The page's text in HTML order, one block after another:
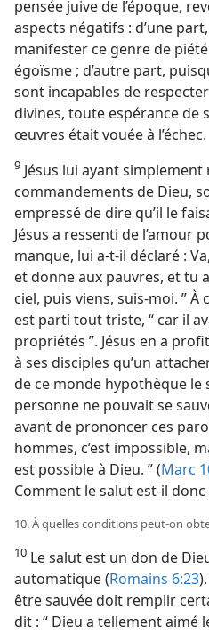
pensée juive de l’époque,
aspects négatifs : d’une
manifester ce genre de
égoïsme ; d’autre part,
sont incapables de
divines, toute espérance de
œuvres était vouée à l’échec.
9 Jésus lui ayant simplement
commandements de Dieu,
empressé de dire qu’il le
Jésus a ressenti de l’amour
manque, lui a-​t-​il déclaré :
et donne aux pauvres, et tu
ciel, puis viens, suis-​moi. ”
est parti tout triste, “ car il
propriétés ”. Jésus en a
à ses disciples qu’un
de ce monde hypothèque le
personne ne pouvait se
avant de prononcer ces
hommes, c’est impossible,
est possible à Dieu. ” (Marc
Comment le salut est-​il donc
10. À quelles conditions peut-​on
10 Le salut est un don de
automatique (Romains 6:23
être sauvée doit remplir
dit : “ Dieu a tellement aimé